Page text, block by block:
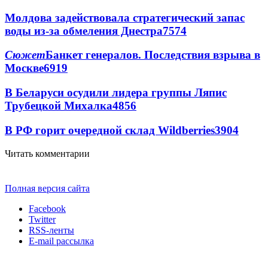
Молдова задействовала стратегический запас
воды из-за обмеления Днестра7574
СюжетБанкет генералов. Последствия взрыва в
Москве6919
В Беларуси осудили лидера группы Ляпис
Трубецкой Михалка4856
В РФ горит очередной склад Wildberries3904
Читать комментарии
Полная версия сайта
Facebook
Twitter
RSS-ленты
E-mail рассылка